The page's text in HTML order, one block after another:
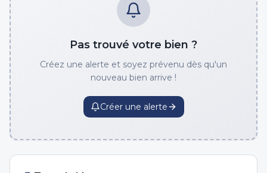
Pas trouvé votre bien ?
Créez une alerte et soyez prévenu dès qu'un
nouveau bien arrive !
Créer une alerte